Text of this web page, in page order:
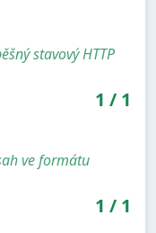
stavový HTTP
1 / 1
ve formátu
1 / 1